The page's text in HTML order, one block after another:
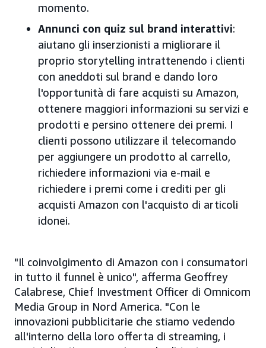
momento.
Annunci con quiz sul brand interattivi:
aiutano gli inserzionisti a migliorare il
proprio storytelling intrattenendo i clienti
con aneddoti sul brand e dando loro
l'opportunità di fare acquisti su Amazon,
ottenere maggiori informazioni su servizi e
prodotti e persino ottenere dei premi. I
clienti possono utilizzare il telecomando
per aggiungere un prodotto al carrello,
richiedere informazioni via e-mail e
richiedere i premi come i crediti per gli
acquisti Amazon con l'acquisto di articoli
idonei.
"Il coinvolgimento di Amazon con i consumatori
in tutto il funnel è unico", afferma Geoffrey
Calabrese, Chief Investment Officer di Omnicom
Media Group in Nord America. "Con le
innovazioni pubblicitarie che stiamo vedendo
all'interno della loro offerta di streaming, i